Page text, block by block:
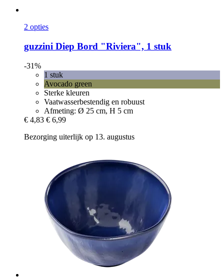
2 opties
guzzini Diep Bord "Riviera", 1 stuk
-31%
1 stuk
Avocado green
Sterke kleuren
Vaatwasserbestendig en robuust
Afmeting: Ø 25 cm, H 5 cm
€ 4,83 € 6,99
Bezorging uiterlijk op 13. augustus